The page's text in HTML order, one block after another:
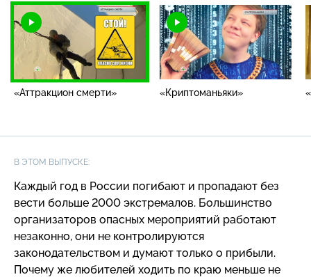
«Аттракцион смерти» «Криптоманьяки»
В ЭТОМ ВЫПУСКЕ:
Каждый год в России погибают и пропадают без
вести больше 2000 экстремалов. Большинство
организаторов опасных мероприятий работают
незаконно, они не контролируются
законодательством и думают только о прибыли.
Почему же любителей ходить по краю меньше не